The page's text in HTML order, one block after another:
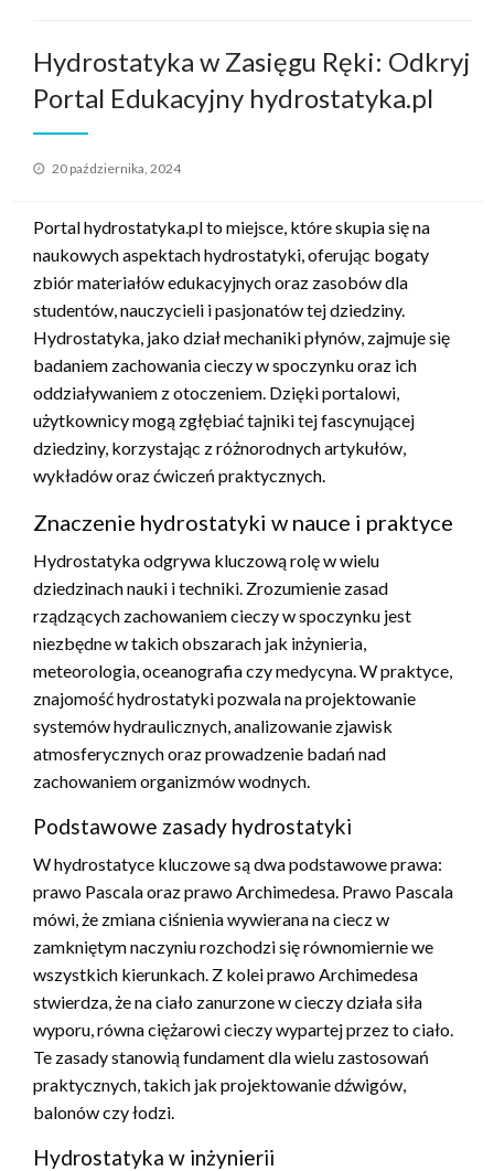
Hydrostatyka w Zasięgu Ręki: Odkryj
Portal Edukacyjny hydrostatyka.pl
Opublikowane
20 października, 2024
Portal hydrostatyka.pl to miejsce, które skupia się na
naukowych aspektach hydrostatyki, oferując bogaty
zbiór materiałów edukacyjnych oraz zasobów dla
studentów, nauczycieli i pasjonatów tej dziedziny.
Hydrostatyka, jako dział mechaniki płynów, zajmuje się
badaniem zachowania cieczy w spoczynku oraz ich
oddziaływaniem z otoczeniem. Dzięki portalowi,
użytkownicy mogą zgłębiać tajniki tej fascynującej
dziedziny, korzystając z różnorodnych artykułów,
wykładów oraz ćwiczeń praktycznych.
Znaczenie hydrostatyki w nauce i praktyce
Hydrostatyka odgrywa kluczową rolę w wielu
dziedzinach nauki i techniki. Zrozumienie zasad
rządzących zachowaniem cieczy w spoczynku jest
niezbędne w takich obszarach jak inżynieria,
meteorologia, oceanografia czy medycyna. W praktyce,
znajomość hydrostatyki pozwala na projektowanie
systemów hydraulicznych, analizowanie zjawisk
atmosferycznych oraz prowadzenie badań nad
zachowaniem organizmów wodnych.
Podstawowe zasady hydrostatyki
W hydrostatyce kluczowe są dwa podstawowe prawa:
prawo Pascala oraz prawo Archimedesa. Prawo Pascala
mówi, że zmiana ciśnienia wywierana na ciecz w
zamkniętym naczyniu rozchodzi się równomiernie we
wszystkich kierunkach. Z kolei prawo Archimedesa
stwierdza, że na ciało zanurzone w cieczy działa siła
wyporu, równa ciężarowi cieczy wypartej przez to ciało.
Te zasady stanowią fundament dla wielu zastosowań
praktycznych, takich jak projektowanie dźwigów,
balonów czy łodzi.
Hydrostatyka w inżynierii